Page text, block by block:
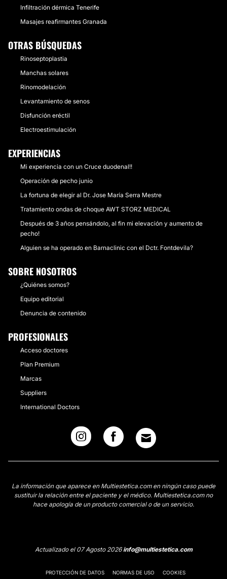
Infiltración dérmica Tenerife
Masajes reafirmantes Granada
OTRAS BÚSQUEDAS
Rinoseptoplastia
Manchas solares
Rinomodelación
Levantamiento de senos
Disfunción eréctil
Electroestimulación
EXPERIENCIAS
Mi experiencia con un Cruce duodenal!!
Operación de pecho junio
La fortuna de elegir al Dr. Jose María Serra Mestre
Tratamiento ondas de choque AWT STORZ MEDICAL
Después de 3 años pensándolo, al fin mi elevación y aumento de
pecho!
Alguien se ha operado en Barnaclinic con el Dctr. Fontdevila?
SOBRE NOSOTROS
¿Quiénes somos?
Equipo editorial
Denuncia de contenido
PROFESIONALES
Acceso doctores
Plan Premium
Marcas
Suppliers
International Doctors
La información que aparece en Multiestetica.com en ningún caso puede
sustituir la relación entre el paciente y el médico. Multiestetica.com no
hace apología de un producto comercial o de un servicio.
Actualizado el 07 Agosto 2026info@multiestetica.com
PROTECCIÓN DE DATOS NORMAS DE USO COOKIES